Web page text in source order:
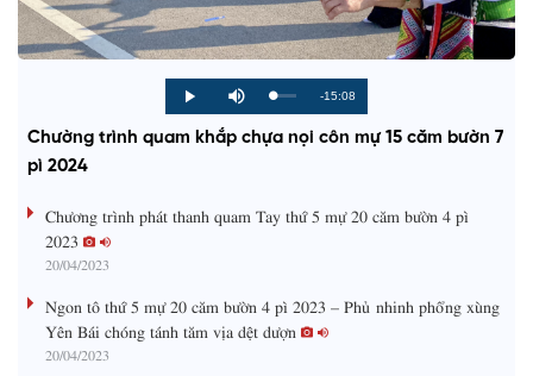
P
l
M
u
e
L
d
e
P
r
g
%
R
e
i
-15:08
Chường trình quam khắp chựa nọi côn mự 15 căm bườn 7
pì 2024
Chương trình phát thanh quam Tay thứ 5 mự 20 căm bườn 4 pì
2023
20/04/2023
Ngon tô thứ 5 mự 20 căm bườn 4 pì 2023 – Phủ nhinh phổng xùng
Yên Bái chóng tánh tăm vịa dệt dượn
20/04/2023